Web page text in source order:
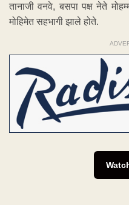
तानाजी वनवे, बसपा पक्ष नेते
मोहिमेत सहभागी झाले होते.